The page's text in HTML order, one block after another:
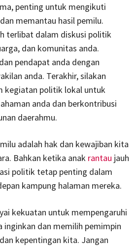
penting untuk mengikuti
memantau hasil pemilu.
terlibat dalam diskusi politik
dan komunitas anda.
pendapat anda dengan
anda. Terakhir, silakan
kegiatan politik lokal untuk
anda dan berkontribusi
daerahmu.
adalah hak dan kewajiban kita
Bahkan ketika anak rantau jauh
politik tetap penting dalam
kampung halaman mereka.
kekuatan untuk mempengaruhi
inginkan dan memilih pemimpin
kepentingan kita. Jangan